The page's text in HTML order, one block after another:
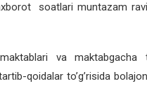
soatlari muntazam
va maktabgacha
qoidalar to’g’risida